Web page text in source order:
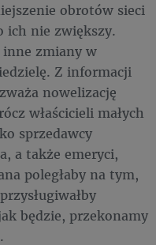
obrotów sieci
ich nie zwiększy.
inne zmiany w
Z informacji
nowelizację
właścicieli małych
sprzedawcy
a także emeryci,
poległaby na tym,
będzie, przekonamy